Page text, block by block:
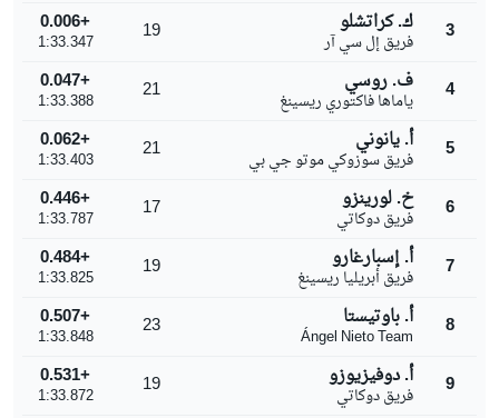
3 ك. كراتشلو
فريق إل سي آر 19
+0.006
1:33.347
4 ف. روسي
ياماها فاكتوري ريسينغ 21
+0.047
1:33.388
5 أ. يانوني
فريق سوزوكي موتو جي بي 21
+0.062
1:33.403
6 خ. لورينزو
فريق دوكاتي 17
+0.446
1:33.787
7 أ. إسبارغارو
فريق أبريليا ريسينغ 19
+0.484
1:33.825
8 أ. باوتيستا
Ángel Nieto Team
23
+0.507
1:33.848
9 أ. دوفيزيوزو
فريق دوكاتي 19
+0.531
1:33.872